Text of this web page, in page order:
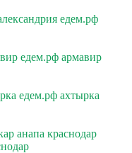
едем.рф
едем.рф армавир
едем.рф ахтырка
анапа краснодар